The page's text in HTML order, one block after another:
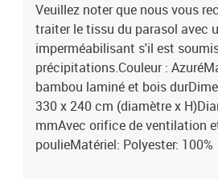
Veuillez noter que nous vous
traiter le tissu du parasol avec
imperméabilisant s'il est
précipitations.Couleur :
bambou laminé et bois
330 x 240 cm (diamètre x
mmAvec orifice de ventilation
poulieMatériel: Polyester: 100%